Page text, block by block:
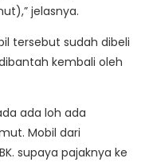
jelasnya.
tersebut sudah dibeli
kembali oleh
ada loh ada
Mobil dari
supaya pajaknya ke